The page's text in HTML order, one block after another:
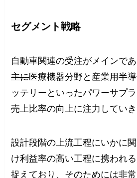
セグメント戦略
自動車関連の受注がメインで
主に医療機器分野と産業用半
ッテリーといったパワーサプ
売上比率の向上に注力していき
設計段階の上流工程にいかに
け利益率の高い工程に携われ
捉えており、そのためには非